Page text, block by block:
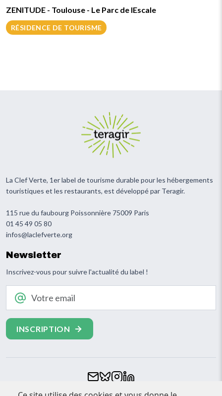
ZENITUDE - Toulouse - Le Parc de lEscale
RÉSIDENCE DE TOURISME
La Clef Verte, 1er label de tourisme durable pour les hébergements
touristiques et les restaurants, est développé par Teragir.
115 rue du faubourg Poissonnière 75009 Paris
01 45 49 05 80
infos@laclefverte.org
Newsletter
Inscrivez-vous pour suivre l'actualité du label !